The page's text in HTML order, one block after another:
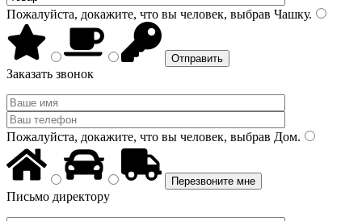
Пожалуйста, докажите, что вы человек, выбрав Чашку.
Заказать звонок
Пожалуйста, докажите, что вы человек, выбрав Дом.
Письмо директору